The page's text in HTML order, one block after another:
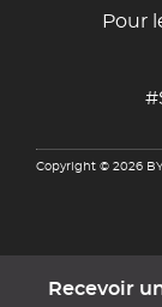
Recevoir
Pour
Copyright © 2026